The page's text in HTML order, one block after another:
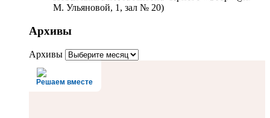
М. Ульяновой, 1, зал № 20)
Архивы
Архивы
Решаем вместе